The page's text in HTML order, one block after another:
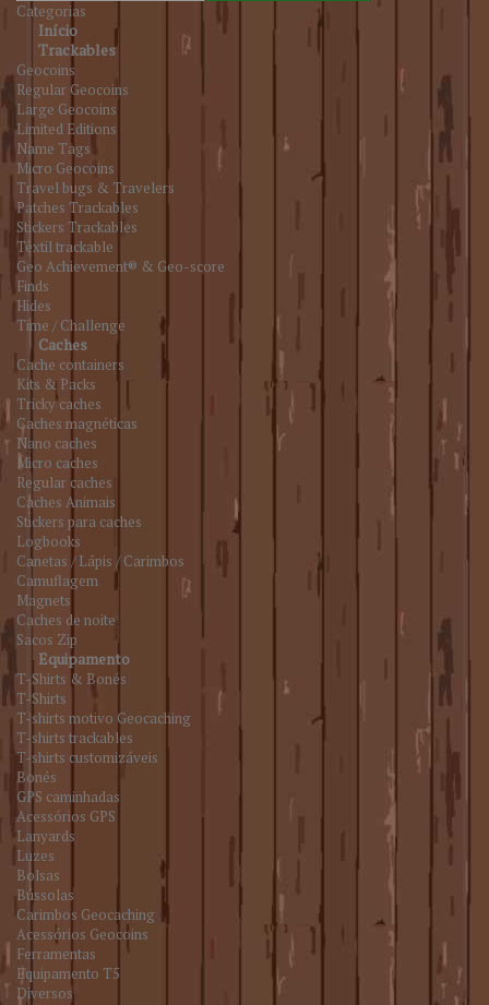
Categorias
Início
Trackables
Geocoins
Regular Geocoins
Large Geocoins
Limited Editions
Name Tags
Micro Geocoins
Travel bugs & Travelers
Patches Trackables
Stickers Trackables
Têxtil trackable
Geo Achievement® & Geo-score
Finds
Hides
Time / Challenge
Caches
Cache containers
Kits & Packs
Tricky caches
Caches magnéticas
Nano caches
Micro caches
Regular caches
Caches Animais
Stickers para caches
Logbooks
Canetas / Lápis / Carimbos
Camuflagem
Magnets
Caches de noite
Sacos Zip
Equipamento
T-Shirts & Bonés
T-Shirts
T-shirts motivo Geocaching
T-shirts trackables
T-shirts customizáveis
Bonés
GPS caminhadas
Acessórios GPS
Lanyards
Luzes
Bolsas
Bússolas
Carimbos Geocaching
Acessórios Geocoins
Ferramentas
Equipamento T5
Diversos